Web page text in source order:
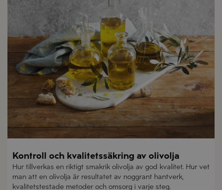
Kontroll och kvalitetssäkring av olivolja
Hur tillverkas en riktigt smakrik olivolja av god kvalitet. Hur vet
man att en olivolja är resultatet av noggrant hantverk,
kvalitetstestade metoder och omsorg i varje steg.